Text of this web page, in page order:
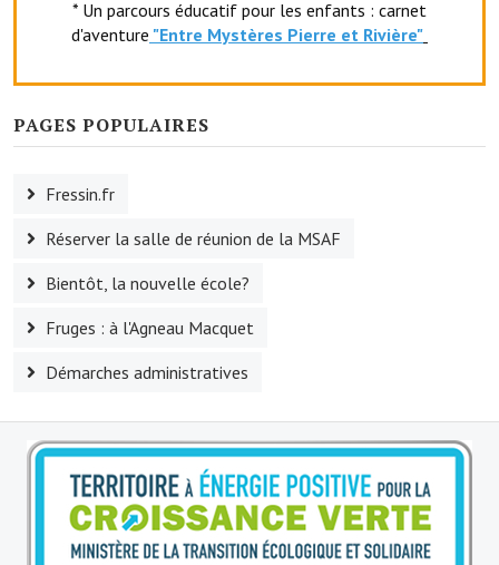
Exploitants agricoles
Artisans
Agents immobiliers
Village culturel
La troupe théâtrale de l'Avenir Fressinois
Les Amis du Patrimoine
L'association du château
* Un parcours éducatif pour les enfants : carnet
d'aventure "Entre Mystères Pierre et Rivière"
PAGES POPULAIRES
Fressin.fr
Réserver la salle de réunion de la MSAF
Bientôt, la nouvelle école?
Fruges : à l'Agneau Macquet
Démarches administratives